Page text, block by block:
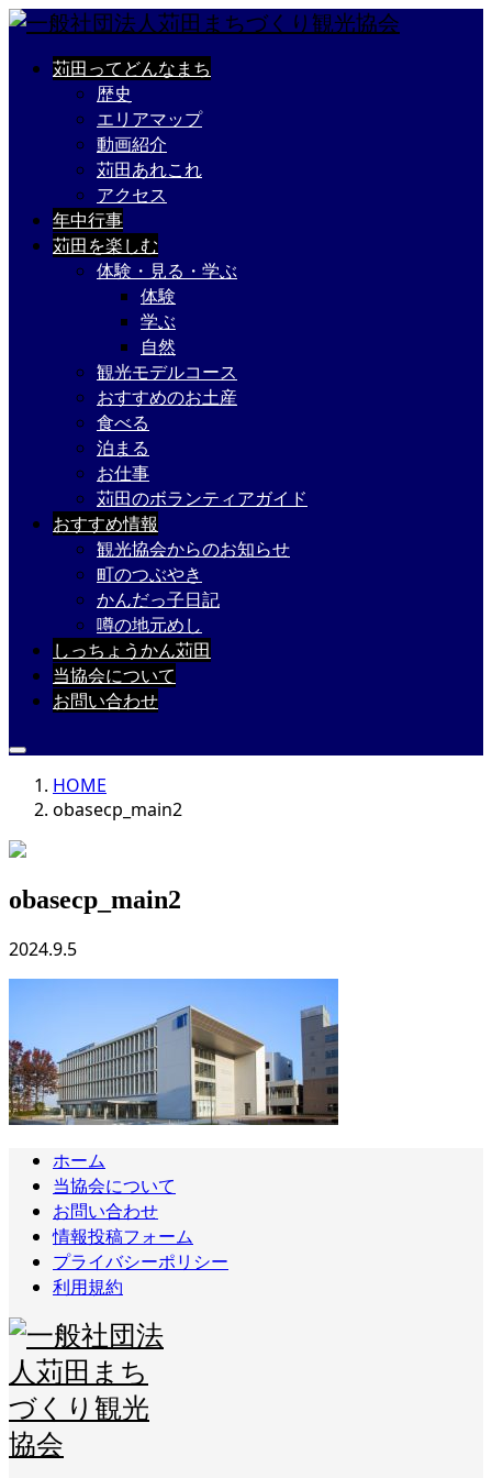
苅田ってどんなまち
歴史
エリアマップ
動画紹介
苅田あれこれ
アクセス
年中行事
苅田を楽しむ
体験・見る・学ぶ
体験
学ぶ
自然
観光モデルコース
おすすめのお土産
食べる
泊まる
お仕事
苅田のボランティアガイド
おすすめ情報
観光協会からのお知らせ
町のつぶやき
かんだっ子日記
噂の地元めし
しっちょうかん苅田
当協会について
お問い合わせ
HOME
obasecp_main2
obasecp_main2
2024.9.5
ホーム
当協会について
お問い合わせ
情報投稿フォーム
プライバシーポリシー
利用規約